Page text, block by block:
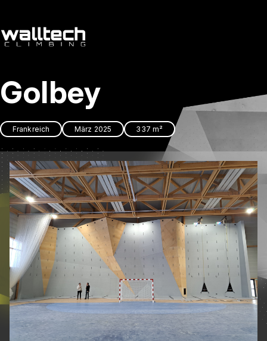
Referenzen
Kontakt
Golbey
Frankreich März 2025 337 m²